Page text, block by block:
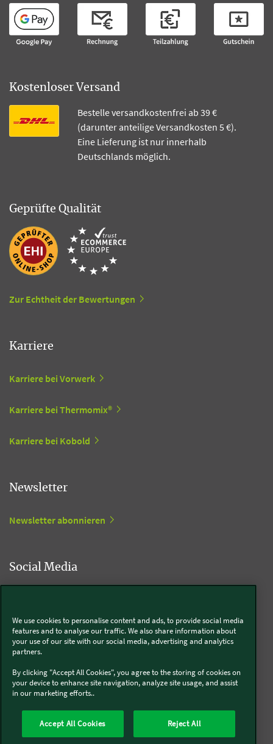
Kostenloser Versand
Bestelle versandkostenfrei ab 39 €
(darunter anteilige Versandkosten 5 €).
Eine Lieferung ist nur innerhalb
Deutschlands möglich.
Geprüfte Qualität
Zur Echtheit der Bewertungen
Karriere
Karriere bei Vorwerk
Karriere bei Thermomix®
Karriere bei Kobold
Newsletter
Newsletter abonnieren
Social Media
Thermomix®
Presse Batterie- und Altgeräteentsorgung
We use cookies to personalise content and ads, to provide social media
features and to analyse our traffic. We also share information about
your use of our site with our social media, advertising and analytics
partners.
By clicking "Accept All Cookies", you agree to the storing of cookies on
your device to enhance site navigation, analyze site usage, and assist
in our marketing efforts..
Accept All Cookies Reject All